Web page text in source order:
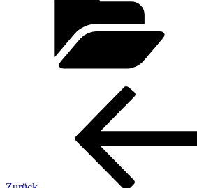
Beitragsnavigation